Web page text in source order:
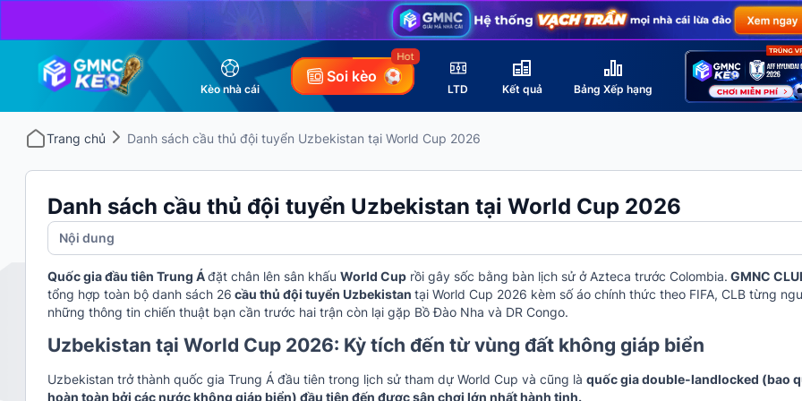
Kèo nhà cái
Soi kèo
LTD Kết quả Bảng Xếp hạng
Trang chủ Danh sách cầu thủ đội tuyển Uzbekistan tại World Cup 2026
Danh sách cầu thủ đội tuyển Uzbekistan tại World Cup 2026
Nội dung
Quốc gia đầu tiên Trung Áđặt chân lên sân khấu World Cup rồi gây sốc bằng bàn lịch sử ở Azteca trước Colombia. GMNC
tổng hợp toàn bộ danh sách 26 cầu thủ đội tuyển Uzbekistan tại World Cup 2026 kèm số áo chính thức theo FIFA, CLB từng
những thông tin chiến thuật bạn cần trước hai trận còn lại gặp Bồ Đào Nha và DR Congo.
Uzbekistan tại World Cup 2026: Kỳ tích đến từ vùng đất không giáp biển
Uzbekistan trở thành quốc gia Trung Á đầu tiên trong lịch sử tham dự World Cup và cũng là quốc gia double-landlocked (bao
hoàn toàn bởi các nước không giáp biển) đầu tiên đến được sân chơi lớn nhất hành tinh.